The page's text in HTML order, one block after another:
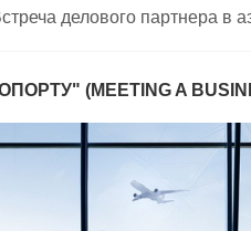
делового партнера в
(MEETING A